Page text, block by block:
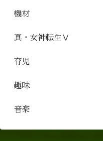
機材
真・女神転生Ⅴ
育児
趣味
音楽